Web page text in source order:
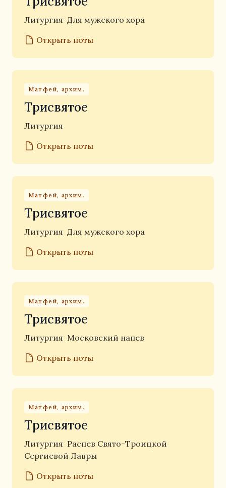
Литургия Для мужского хора
Открыть ноты
Матфей, архим.
Трисвятое
Литургия
Открыть ноты
Матфей, архим.
Трисвятое
Литургия Для мужского хора
Открыть ноты
Матфей, архим.
Трисвятое
Литургия Московский напев
Открыть ноты
Матфей, архим.
Трисвятое
Литургия Распев Свято-Троицкой
Сергиевой Лавры
Открыть ноты